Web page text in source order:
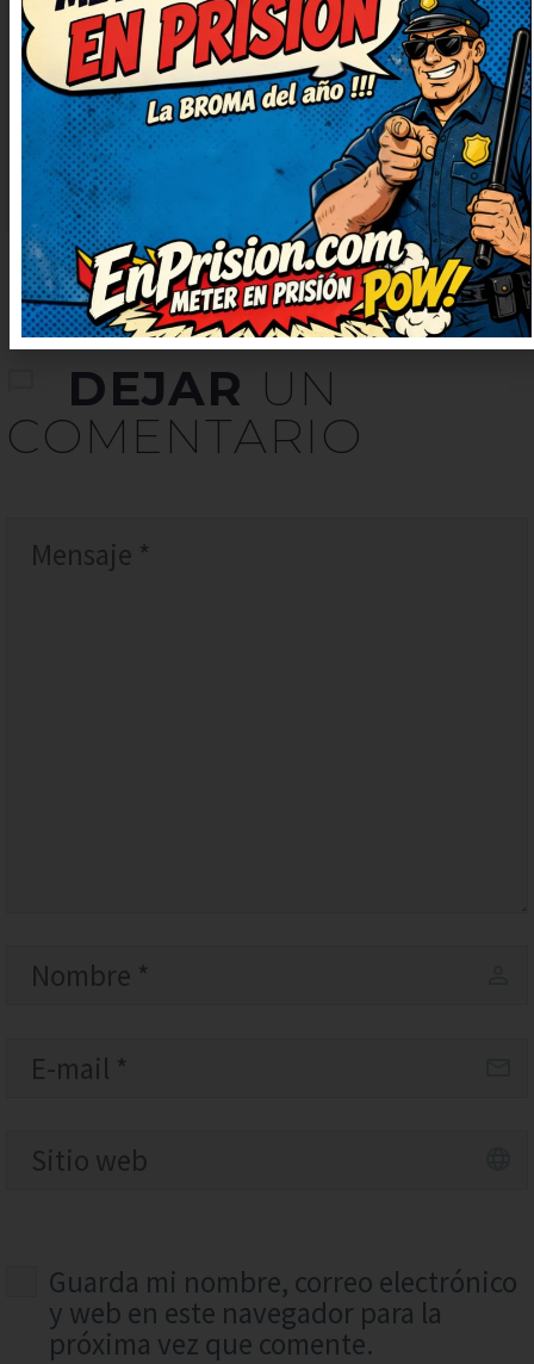
carcajadas. Necesitaba una risa
así, gracias por publicarlo. Me
quedo con la ocurrencia final, es
genial. Prometo contarlo en casa,
nos encanta reír juntos.
DEJAR UN
COMENTARIO
Guarda mi nombre, correo electrónico
y web en este navegador para la
próxima vez que comente.